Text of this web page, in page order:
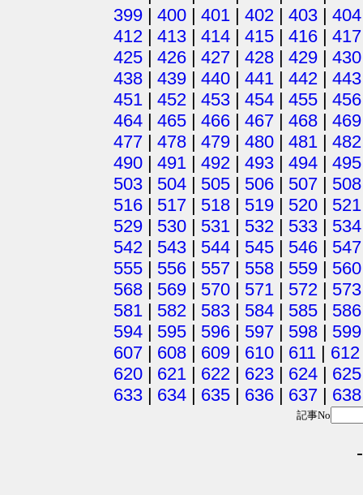
399 | 400 | 401 | 402 | 403 | 404
412 | 413 | 414 | 415 | 416 | 417
425 | 426 | 427 | 428 | 429 | 430
438 | 439 | 440 | 441 | 442 | 443
451 | 452 | 453 | 454 | 455 | 456
464 | 465 | 466 | 467 | 468 | 469
477 | 478 | 479 | 480 | 481 | 482
490 | 491 | 492 | 493 | 494 | 495
503 | 504 | 505 | 506 | 507 | 508
516 | 517 | 518 | 519 | 520 | 521
529 | 530 | 531 | 532 | 533 | 534
542 | 543 | 544 | 545 | 546 | 547
555 | 556 | 557 | 558 | 559 | 560
568 | 569 | 570 | 571 | 572 | 573
581 | 582 | 583 | 584 | 585 | 586
594 | 595 | 596 | 597 | 598 | 599
607 | 608 | 609 | 610 | 611 | 612
620 | 621 | 622 | 623 | 624 | 625
633 | 634 | 635 | 636 | 637 | 638
記事No